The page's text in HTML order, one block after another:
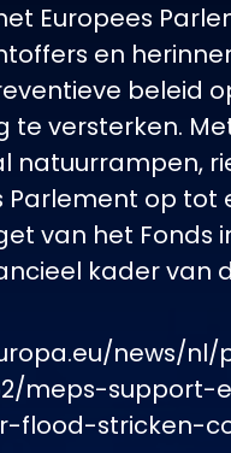
Europees
en
beleid
versterken.
natuurrampen,
Parlement op tot
van het Fonds
kader van
news/nl/
meps-
flood-stricken-